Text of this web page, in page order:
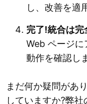
し、改善を適
完了!統合は完
Web ページ
動作を確認し
まだ何か疑問があ
していますか?弊